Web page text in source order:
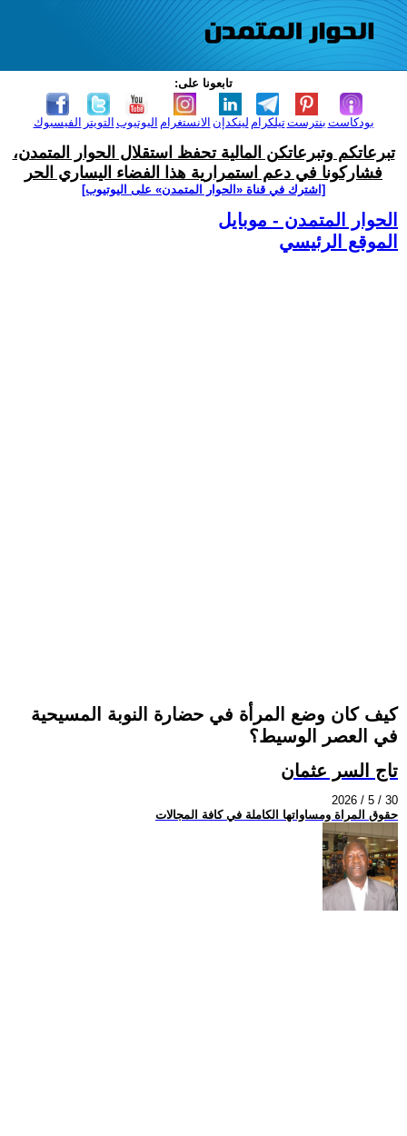
تابعونا على:
الفيسبوك التويتر اليوتيوب الانستغرام لينكدإن تيلكرامبنترست بودكاست
تبرعاتكم وتبرعاتكن المالية تحفظ استقلال الحوار المتمدن،
فشاركونا في دعم استمرارية هذا الفضاء اليساري الحر
[اشترك في قناة ‫«الحوار المتمدن» على اليوتيوب]
الحوار المتمدن - موبايل
الموقع الرئيسي
كيف كان وضع المرأة في حضارة النوبة المسيحية
في العصر الوسيط؟
تاج السر عثمان
2026 / 5 / 30
حقوق المراة ومساواتها الكاملة في كافة المجالات